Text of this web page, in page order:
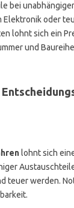
bei
oder
lohnt sich ein
und
lohnt sich
teuer werden.